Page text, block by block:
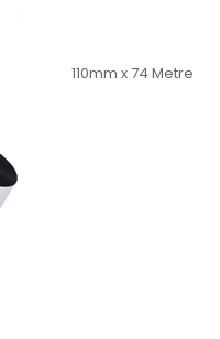
110mm x 74 Metre